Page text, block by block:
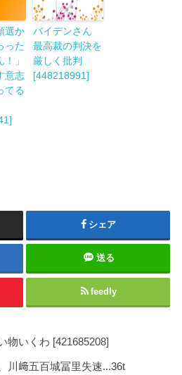
選か
った
」
意志
てる
バイデンさん
最高裁の判決を
厳しく批判
[448218991]
シェア
送る
feedly
いくわ [421685208]
川﨑五百城冨里失速...36t